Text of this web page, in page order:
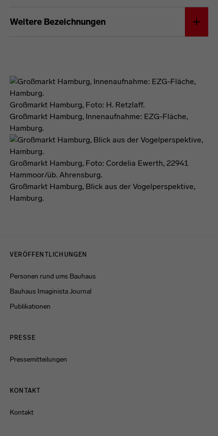
Weitere Bezeichnungen
Großmarkt Hamburg, Foto: H. Retzlaff.
Großmarkt Hamburg, Innenaufnahme: EZG-Fläche,
Hamburg.
Großmarkt Hamburg, Foto: Cordelia Ewerth, 22941
Hammoor/üb. Ahrensburg.
Großmarkt Hamburg, Blick aus der Vogelperspektive,
Hamburg.
VERÖFFENTLICHUNGEN
Personen rund ums Bauhaus
Bauhaus Imaginista Journal
Publikationen
PRESSE
Pressemitteilungen
KONTAKT
Kontakt